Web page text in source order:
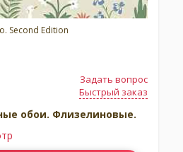
Second Edition
Задать вопрос
Быстрый заказ
обои. Флизелиновые.